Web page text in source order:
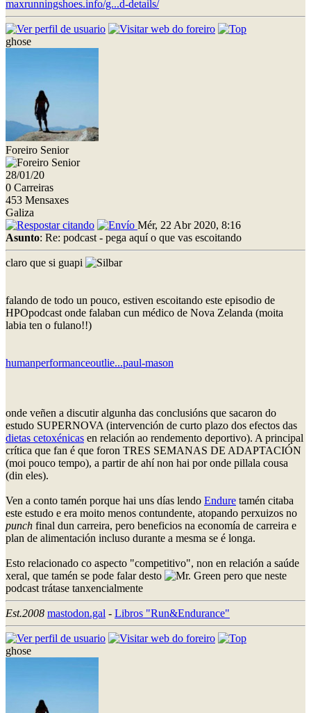
maxrunningshoes.info/g...d-details/
ghose
Foreiro Senior
28/01/20
0 Carreiras
453 Mensaxes
Galiza
Mér, 22 Abr 2020, 8:16
Asunto: Re: podcast - pega aquí o que vas escoitando
claro que si guapi
falando de todo un pouco, estiven escoitando este episodio de
HPOpodcast onde falaban cun médico de Nova Zelanda (moita
labia ten o fulano!!)
humanperformanceoutlie...paul-mason
onde veñen a discutir algunha das conclusións que sacaron do
estudo SUPERNOVA (intervención de curto plazo dos efectos das
dietas cetoxénicas en relación ao rendemento deportivo). A principal
crítica que fan é que foron TRES SEMANAS DE ADAPTACIÓN
(moi pouco tempo), a partir de ahí non hai por onde pillala cousa
(din eles).
Ven a conto tamén porque hai uns días lendo Endure tamén citaba
este estudo e era moito menos contundente, atopando perxuizos no
punch final dun carreira, pero beneficios na economía de carreira e
plan de alimentación incluso durante a mesma se é longa.
Esto relacionado co aspecto "competitivo", non en relación a saúde
xeral, que tamén se pode falar desto
pero que neste
podcast trátase tanxencialmente
Est.2008 mastodon.gal - Libros "Run&Endurance"
ghose